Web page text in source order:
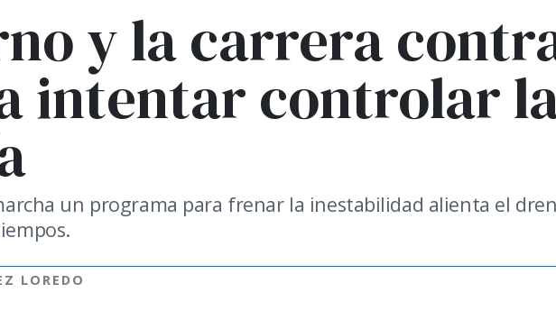
y la carrera
intentar controlar
un programa para frenar la inestabilidad alienta el
LOREDO